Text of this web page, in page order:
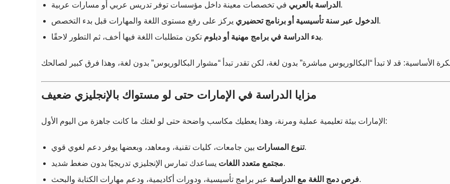
الدراسة بالعربي في تخصصات معينة داخل مؤسسات توفر تدريس عربي أو مسارات عربية.
الدخول عبر سنة تأسيسية أو برنامج تحضيري يركز على رفع مستوى اللغة والمهارات قبل بدء التخصص.
بدء الدراسة في برامج مهنية أو دبلومتكون متطلبات اللغة فيها أخف، ثم التطور لاحقًا.
مزايا الدراسة في الإمارات حتى لو مستواك بالإنجليزي ضعيف
الإمارات بيئة تعليمية عملية ومرنة، وهذا يعطيك مكاسب واضحة حتى لو لغتك ما كانت جاهزة من اليوم الأول:
تنوع المساراتبين جامعات، كليات تقنية، ومعاهد، وبعضها يوفر دعم لغوي قوي.
مجتمع متعدد اللغاتيساعدك تمارس الإنجليزي تدريجيًا بدون ضغط شديد.
فرص دمج اللغة مع الدراسةعبر برامج تأسيسية، ودورات أكاديمية، ودعم مهارات الكتابة والبحث.